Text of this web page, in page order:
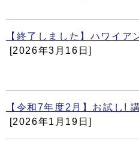
【終了しました】ハワイア
[2026年3月16日]
【令和7年度2月】お試し!
[2026年1月19日]